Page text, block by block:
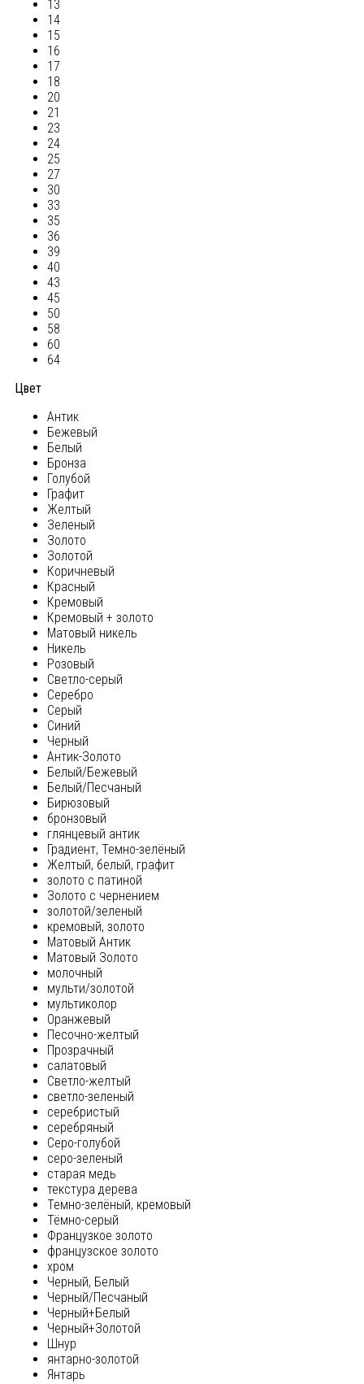
13
14
15
16
17
18
20
21
23
24
25
27
30
33
35
36
39
40
43
45
50
58
60
64
Цвет
Антик
Бежевый
Белый
Бронза
Голубой
Графит
Желтый
Зеленый
Золото
Золотой
Коричневый
Красный
Кремовый
Кремовый + золото
Матовый никель
Никель
Розовый
Светло-серый
Серебро
Серый
Синий
Черный
Антик-Золото
Белый/Бежевый
Белый/Песчаный
Бирюзовый
бронзовый
глянцевый антик
Градиент, Темно-зелёный
Желтый, белый, графит
золото с патиной
Золото с чернением
золотой/зеленый
кремовый, золото
Матовый Антик
Матовый Золото
молочный
мульти/золотой
мультиколор
Оранжевый
Песочно-желтый
Прозрачный
салатовый
Светло-желтый
светло-зеленый
серебристый
серебряный
Серо-голубой
серо-зеленый
старая медь
текстура дерева
Темно-зелёный, кремовый
Тёмно-серый
Французкое золото
французское золото
хром
Черный, Белый
Черный/Песчаный
Черный+Белый
Черный+Золотой
Шнур
янтарно-золотой
Янтарь